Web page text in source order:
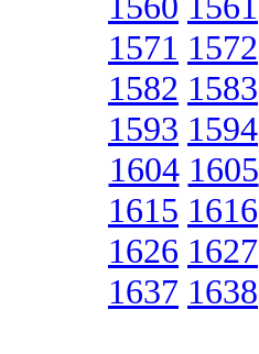
1571 1572
1582 1583
1593 1594
1604 1605
1615 1616
1626 1627
1637 1638